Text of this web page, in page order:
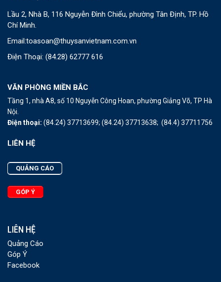
Lầu 2, Nhà B, 116 Nguyễn Đình Chiểu, phường Tân Định, TP. Hồ
Chí Minh.
Email:toasoan@thuysanvietnam.com.vn
Điện Thoại: (84.28) 62777 616
VĂN PHÒNG MIỀN BẮC
Tầng 1, nhà A8, số 10 Nguyễn Công Hoan, phường Giảng Võ, TP Hà
Nội.
Điện thoại: (84.24) 37713699; (84.24) 37713638; (84.4) 37711756
LIÊN HỆ
QUẢNG CÁO
GÓP Ý
LIÊN HỆ
Quảng Cáo
Góp Ý
Facebook